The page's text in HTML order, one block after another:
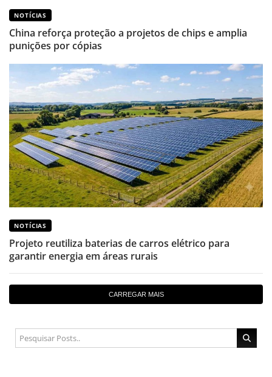
NOTÍCIAS
China reforça proteção a projetos de chips e amplia
punições por cópias
NOTÍCIAS
Projeto reutiliza baterias de carros elétrico para
garantir energia em áreas rurais
CARREGAR MAIS